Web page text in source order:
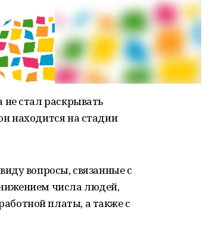
не стал раскрывать
находится на стадии
вопросы, связанные с
числа людей,
платы, а также с